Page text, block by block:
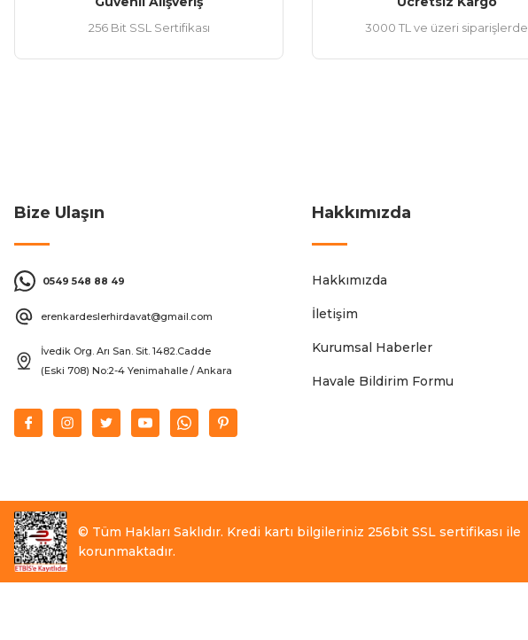
256 Bit SSL Sertifikası 3000 TL ve üzeri siparişlerde
Bize Ulaşın
0549 548 88 49
erenkardeslerhirdavat@gmail.com
İvedik Org. Arı San. Sit. 1482.Cadde
(Eski 708) No:2-4 Yenimahalle / Ankara
Hakkımızda
Hakkımızda
İletişim
Kurumsal Haberler
Havale Bildirim Formu
© Tüm Hakları Saklıdır. Kredi kartı bilgileriniz 256bit SSL sertifikası ile
korunmaktadır.